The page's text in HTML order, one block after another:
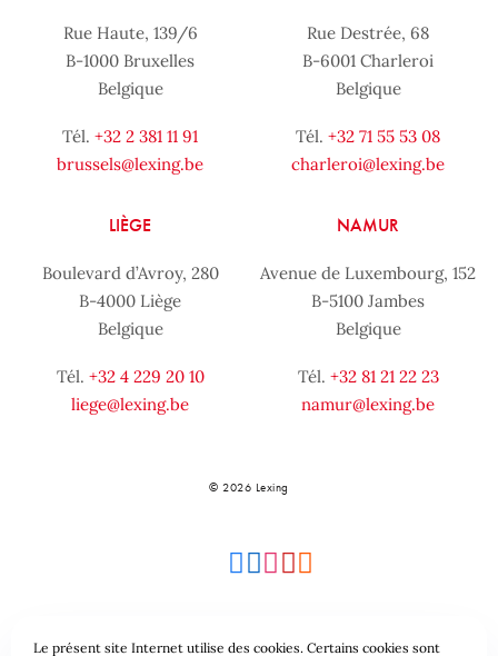
Rue Haute, 139/6
B-1000 Bruxelles
Belgique
Tél. +32 2 381 11 91
brussels@lexing.be
Rue Destrée, 68
B-6001 Charleroi
Belgique
Tél. +32 71 55 53 08
charleroi@lexing.be
LIÈGE
Boulevard d’Avroy, 280
B-4000 Liège
Belgique
Tél. +32 4 229 20 10
liege@lexing.be
NAMUR
Avenue de Luxembourg, 152
B-5100 Jambes
Belgique
Tél. +32 81 21 22 23
namur@lexing.be
© 2026 Lexing
Le présent site Internet utilise des cookies. Certains cookies sont